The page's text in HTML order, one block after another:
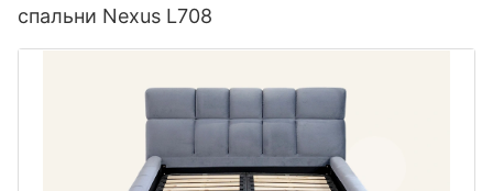
спальни Nexus L708